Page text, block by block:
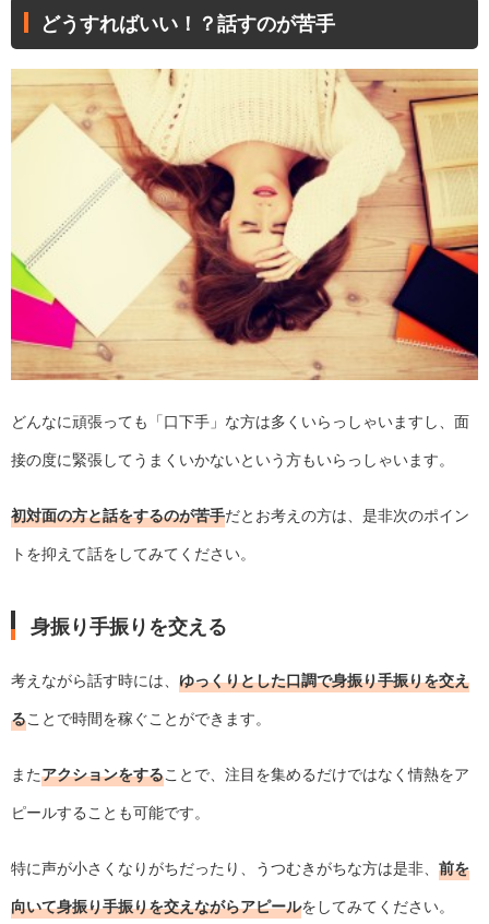
どうすればいい！？話すのが苦手
どんなに頑張っても「口下手」な方は多くいらっしゃいますし、面
接の度に緊張してうまくいかないという方もいらっしゃいます。
初対面の方と話をするのが苦手だとお考えの方は、是非次のポイン
トを抑えて話をしてみてください。
身振り手振りを交える
考えながら話す時には、 ゆっくりとした口調で身振り手振りを交え
ることで時間を稼ぐことができます。
またアクションをすることで、注目を集めるだけではなく情熱をア
ピールすることも可能です。
特に声が小さくなりがちだったり、うつむきがちな方は是非、 前を
向いて身振り手振りを交えながらアピールをしてみてください。